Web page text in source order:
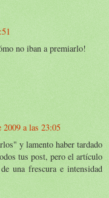
no iban a premiarlo!
2009 a las 23:05
y lamento haber tardado
tus post, pero el artículo
una frescura e intensidad